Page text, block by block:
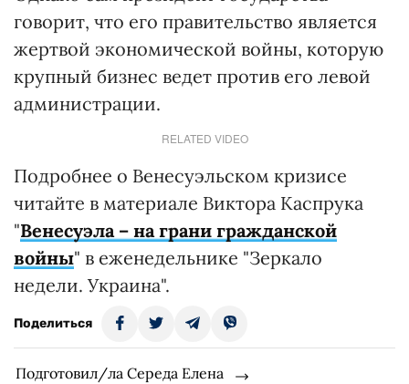
говорит, что его правительство является
жертвой экономической войны, которую
крупный бизнес ведет против его левой
администрации.
RELATED VIDEO
Подробнее о Венесуэльском кризисе
читайте в материале Виктора Каспрука
"Венесуэла – на грани гражданской
войны" в еженедельнике "Зеркало
недели. Украина".
Поделиться
Подготовил/ла Середа Елена